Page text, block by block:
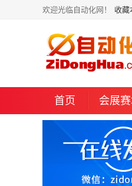
欢迎光临自动化网！ 收藏
首页 会展